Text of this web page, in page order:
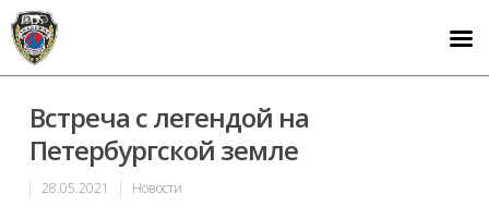
Встреча с легендой на
Петербургской земле
28.05.2021 Новости